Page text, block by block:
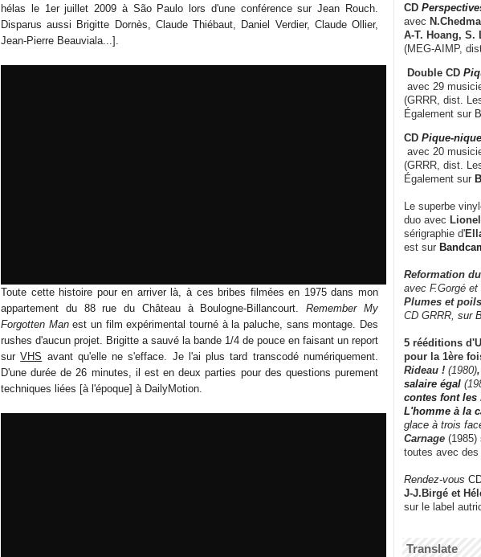
hélas le 1er juillet 2009 à São Paulo lors d'une conférence sur Jean Rouch.
Disparus aussi Brigitte Dornès, Claude Thiébaut, Daniel Verdier, Claude Ollier,
Jean-Pierre Beauviala...].
Toute cette histoire pour en arriver là, à ces bribes filmées en 1975 dans mon
appartement du 88 rue du Château à Boulogne-Billancourt.Remember My
Forgotten Manest un film expérimental tourné à la paluche, sans montage. Des
rushes d'aucun projet. Brigitte a sauvé la bande 1/4 de pouce en faisant un report
surVHS avant qu'elle ne s'efface. Je l'ai plus tard transcodé numériquement.
D'une durée de 26 minutes, il est en deux parties pour des questions purement
techniques liées [à l'époque] à DailyMotion.
CD
avec
A-T. Hoang, S.
(MEG-AIMP,
Double CD
avec 29
(GRRR, dist.
Également sur
CD Pique-
avec 20
(GRRR, dist.
Également sur
Le superbe
duo avec
sérigraphie d'
est sur
Reformation
avec F.Gorgé et
Plumes et poils
CD GRRR, sur
5 rééditions
pour la 1ère
Rideau ! (1980),
salaire égal
contes font les
L'homme à la
glace à trois
Carnage (1985)
toutes avec
Rendez-vous
J-J.Birgé et
sur le label
Translate